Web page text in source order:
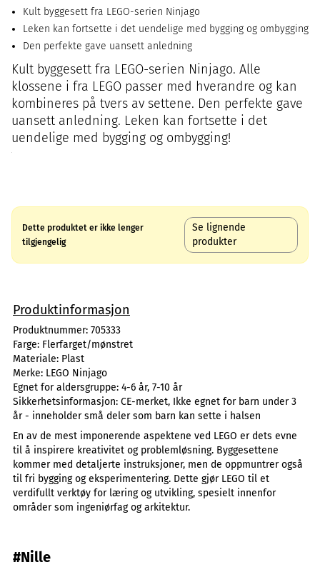
Kult byggesett fra LEGO-serien Ninjago
Leken kan fortsette i det uendelige med bygging og ombygging
Den perfekte gave uansett anledning
Kult byggesett fra LEGO-serien Ninjago. Alle
klossene i fra LEGO passer med hverandre og kan
kombineres på tvers av settene. Den perfekte gave
uansett anledning. Leken kan fortsette i det
uendelige med bygging og ombygging!
Dette produktet er ikke lenger
tilgjengelig
Se lignende
produkter
Produktinformasjon
Produktnummer: 705333
Farge: Flerfarget/mønstret
Materiale: Plast
Merke: LEGO Ninjago
Egnet for aldersgruppe: 4-6 år, 7-10 år
Sikkerhetsinformasjon: CE-merket, Ikke egnet for barn under 3
år - inneholder små deler som barn kan sette i halsen
En av de mest imponerende aspektene ved LEGO er dets evne
til å inspirere kreativitet og problemløsning. Byggesettene
kommer med detaljerte instruksjoner, men de oppmuntrer også
til fri bygging og eksperimentering. Dette gjør LEGO til et
verdifullt verktøy for læring og utvikling, spesielt innenfor
områder som ingeniørfag og arkitektur.
#Nille